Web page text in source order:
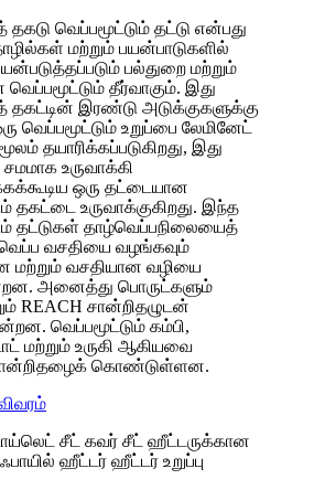
தகடு வெப்பமூட்டும் தட்டு என்பது
மற்றும் பயன்பாடுகளில்
பல்துறை மற்றும்
தீர்வாகும். இது
தகட்டின் இரண்டு அடுக்குகளுக்கு
வெப்பமூட்டும் உறுப்பை லேமினேட்
தயாரிக்கப்படுகிறது, இது
உருவாக்கி
ஒரு தட்டையான
தகட்டை உருவாக்குகிறது. இந்த
தட்டுகள் தாழ்வெப்பநிலையைத்
வசதியை வழங்கவும்
மற்றும் வசதியான வழியை
அனைத்து பொருட்களும்
REACH சான்றிதழுடன்
வெப்பமூட்டும் கம்பி,
மற்றும் உருகி ஆகியவை
கொண்டுள்ளன.